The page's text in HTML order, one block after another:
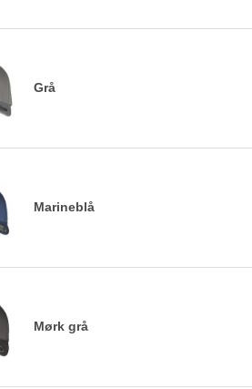
Grå
Marineblå
Mørk grå